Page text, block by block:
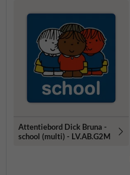
Attentiebord Dick Bruna -
school (multi) - LV.AB.G2M